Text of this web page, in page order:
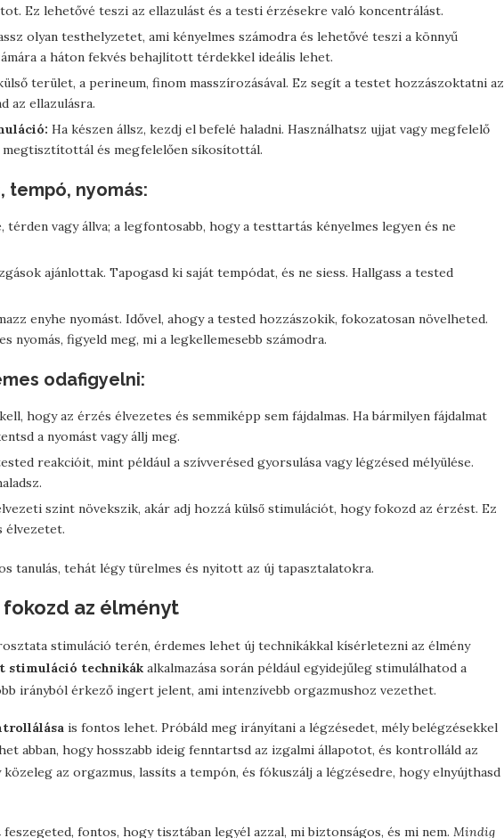
Ez lehetővé teszi az ellazulást és a testi érzésekre való koncentrálást.
olyan testhelyzetet, ami kényelmes számodra és lehetővé teszi a könnyű
a háton fekvés behajlított térdekkel ideális lehet.
terület, a perineum, finom masszírozásával. Ez segít a testet hozzászoktatni az
az ellazulásra.
Ha készen állsz, kezdj el befelé haladni. Használhatsz ujjat vagy megfelelő
megtisztítottál és megfelelően síkosítottál.
tempó, nyomás:
térden vagy állva; a legfontosabb, hogy a testtartás kényelmes legyen és ne
ajánlottak. Tapogasd ki saját tempódat, és ne siess. Hallgass a tested
enyhe nyomást. Idővel, ahogy a tested hozzászokik, fokozatosan növelheted.
nyomás, figyeld meg, mi a legkellemesebb számodra.
odafigyelni:
hogy az érzés élvezetes és semmiképp sem fájdalmas. Ha bármilyen fájdalmat
a nyomást vagy állj meg.
reakcióit, mint például a szívverésed gyorsulása vagy légzésed mélyülése.
szint növekszik, akár adj hozzá külső stimulációt, hogy fokozd az érzést. Ez
élvezetet.
tanulás, tehát légy türelmes és nyitott az új tapasztalatokra.
az élményt
stimuláció terén, érdemes lehet új technikákkal kísérletezni az élmény
stimuláció technikák alkalmazása során például egyidejűleg stimulálhatod a
irányból érkező ingert jelent, ami intenzívebb orgazmushoz vezethet.
is fontos lehet. Próbáld meg irányítani a légzésedet, mély belégzésekkel
abban, hogy hosszabb ideig fenntartsd az izgalmi állapotot, és kontrolláld az
az orgazmus, lassíts a tempón, és fókuszálj a légzésedre, hogy elnyújthasd
feszegeted, fontos, hogy tisztában legyél azzal, mi biztonságos, és mi nem. Mindig